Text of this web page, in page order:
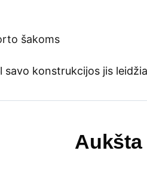
šakoms
savo konstrukcijos jis
Aukšta